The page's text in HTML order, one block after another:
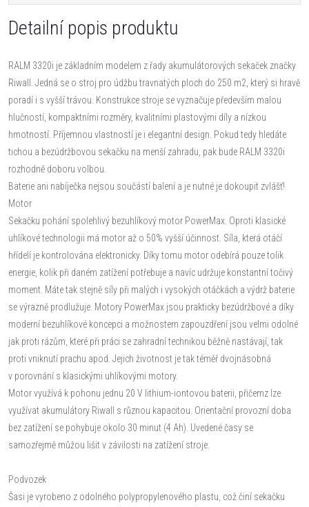
Detailní popis produktu
RALM 3320i je základním modelem z řady akumulátorových sekaček značky
Riwall. Jedná se o stroj pro údžbu travnatých ploch do 250 m2, který si hravě
poradí i s vyšší trávou. Konstrukce stroje se vyznačuje především malou
hlučností, kompaktními rozměry, kvalitními plastovými díly a nízkou
hmotností. Příjemnou vlastností je i elegantní design. Pokud tedy hledáte
tichou a bezúdržbovou sekačku na menší zahradu, pak bude RALM 3320i
rozhodně doboru volbou.
Baterie ani nabíječka nejsou součástí balení a je nutné je dokoupit zvlášť!
Motor
Sekačku pohání spolehlivý bezuhlíkový motor PowerMax. Oproti klasické
uhlíkové technologii má motor až o 50% vyšší účinnost. Síla, která otáčí
hřídelí je kontrolována elektronicky. Díky tomu motor odebírá pouze tolik
energie, kolik při daném zatížení potřebuje a navíc udržuje konstantní točivý
moment. Máte tak stejně síly při malých i vysokých otáčkách a výdrž baterie
se výrazně prodlužuje. Motory PowerMax jsou prakticky bezúdržbové a díky
moderní bezuhlíkové koncepci a možnostem zapouzdření jsou velmi odolné
jak proti rázům, které při práci se zahradní technikou běžně nastávají, tak
proti vniknutí prachu apod. Jejich životnost je tak téměř dvojnásobná
v porovnání s klasickými uhlíkovými motory.
Motor využívá k pohonu jednu 20 V lithium-iontovou baterii, přičemz lze
využívat akumulátory Riwall s různou kapacitou. Orientační provozní doba
bez zatížení se pohybuje okolo 30 minut (4 Ah). Uvedené časy se
samozřejmě můžou lišit v závilosti na zatížení stroje.
Podvozek
Šasi je vyrobeno z odolného polypropylenového plastu, což činí sekačku